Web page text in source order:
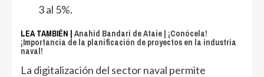
3 al 5%.
LEA TAMBIÉN | Anahid Bandari de Ataie | ¡Conócela!
¡Importancia de la planificación de proyectos en la industria
naval!
La digitalización del sector naval permite